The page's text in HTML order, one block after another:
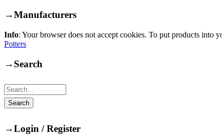
→Manufacturers
Info: Your browser does not accept cookies. To put products into
Potters
→ Search
→Login / Register